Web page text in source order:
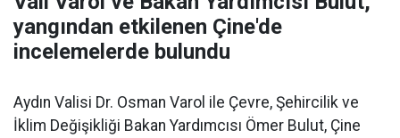
yangından etkilenen Çine'de
incelemelerde bulundu
Aydın Valisi Dr. Osman Varol ile Çevre, Şehircilik ve
İklim Değişikliği Bakan Yardımcısı Ömer Bulut, Çine